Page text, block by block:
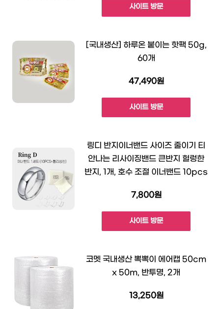
사이트 방문
[국내생산] 하루온 붙이는 핫팩 50g,
60개
47,490원
사이트 방문
링디 반지이너밴드 사이즈 줄이기 티
안나는 리사이징밴드 큰반지 헐렁한
반지, 1개, 호수 조절 이너밴드 10pcs
7,800원
사이트 방문
코멧 국내생산 뽁뽁이 에어캡 50cm
x 50m, 반투명, 2개
13,250원